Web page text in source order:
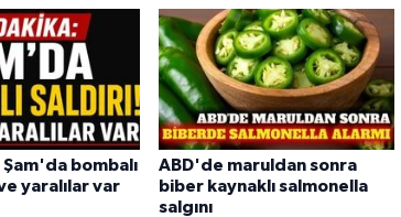
bombalı
yaralılar var
ABD'de maruldan sonra
biber kaynaklı salmonella
salgını